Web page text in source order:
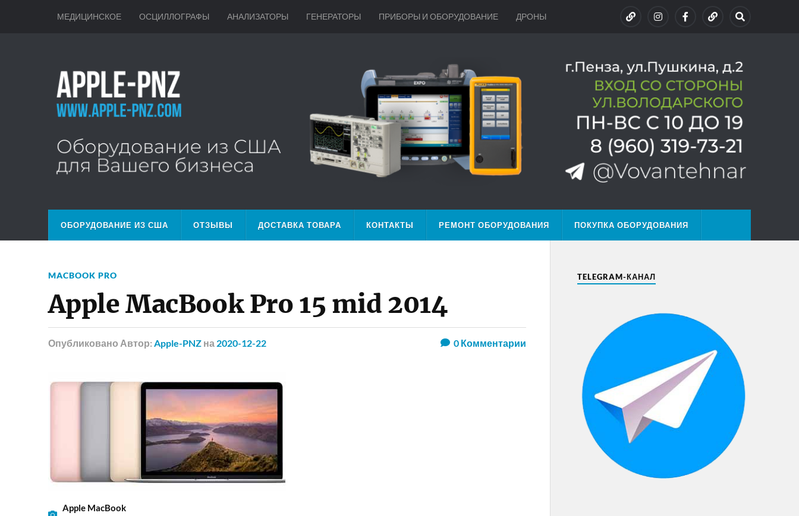
МЕДИЦИНСКОЕ ОСЦИЛЛОГРАФЫ АНАЛИЗАТОРЫ ГЕНЕРАТОРЫ ПРИБОРЫ И ОБОРУДОВАНИЕ ДРОНЫ
ОБОРУДОВАНИЕ ИЗ США ОТЗЫВЫ ДОСТАВКА ТОВАРА КОНТАКТЫ РЕМОНТ ОБОРУДОВАНИЯ ПОКУПКА ОБОРУДОВАНИЯ
MACBOOK PRO
Apple MacBook Pro 15 mid 2014
Опубликовано Автор: Apple-PNZ на 2020-12-22 0Комментарии
Apple MacBook
TELEGRAM-КАНАЛ